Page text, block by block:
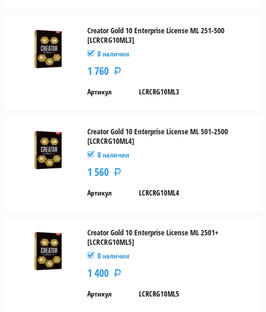
Creator Gold 10 Enterprise License ML 251-500
[LCRCRG10ML3]
В наличии
1 760 Р
Артикул LCRCRG10ML3
Creator Gold 10 Enterprise License ML 501-2500
[LCRCRG10ML4]
В наличии
1 560 Р
Артикул LCRCRG10ML4
Creator Gold 10 Enterprise License ML 2501+
[LCRCRG10ML5]
В наличии
1 400 Р
Артикул LCRCRG10ML5